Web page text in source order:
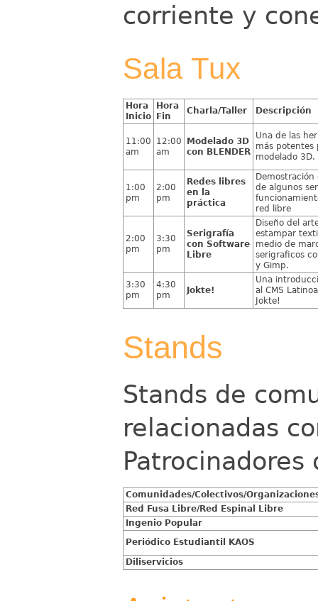
corriente y
Sala Tux
Hora
Inicio
Hora
Fin
Charla/Taller Descripción
11:00
am
12:00
am
Modelado 3D
con BLENDER
Una de las
más potentes
modelado 3D.
1:00
pm
2:00
pm
Redes libres
en la
práctica
de algunos
red libre
2:00
pm
3:30
pm
Serigrafía
con Software
Libre
Diseño del
estampar
medio de
serigraficos
y Gimp.
3:30
pm
4:30
pm
Jokte!
Una
al CMS
Jokte!
Stands
Stands de
relacionadas
Patrocinadores
Comunidades/Colectivos/
Red Fusa Libre/Red Espinal Libre
Ingenio Popular
Periódico Estudiantil KAOS
Diliservicios